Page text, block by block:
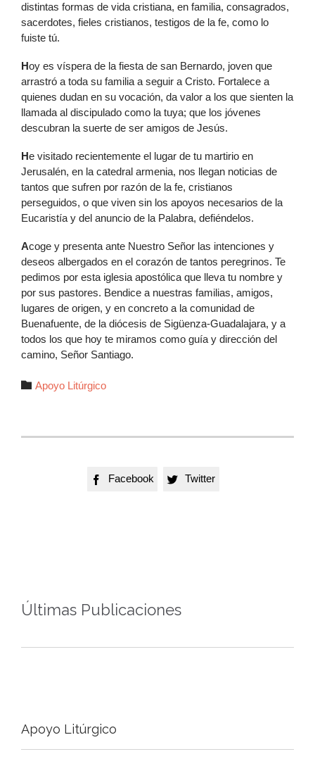
distintas formas de vida cristiana, en familia, consagrados,
sacerdotes, fieles cristianos, testigos de la fe, como lo
fuiste tú.
Hoy es víspera de la fiesta de san Bernardo, joven que
arrastró a toda su familia a seguir a Cristo. Fortalece a
quienes dudan en su vocación, da valor a los que sienten la
llamada al discipulado como la tuya; que los jóvenes
descubran la suerte de ser amigos de Jesús.
He visitado recientemente el lugar de tu martirio en
Jerusalén, en la catedral armenia, nos llegan noticias de
tantos que sufren por razón de la fe, cristianos
perseguidos, o que viven sin los apoyos necesarios de la
Eucaristía y del anuncio de la Palabra, defiéndelos.
Acoge y presenta ante Nuestro Señor las intenciones y
deseos albergados en el corazón de tantos peregrinos. Te
pedimos por esta iglesia apostólica que lleva tu nombre y
por sus pastores. Bendice a nuestras familias, amigos,
lugares de origen, y en concreto a la comunidad de
Buenafuente, de la diócesis de Sigüenza-Guadalajara, y a
todos los que hoy te miramos como guía y dirección del
camino, Señor Santiago.
 Autor
Apoyo Litúrgico
 Facebook  Twitter
Últimas Publicaciones
Apoyo Litúrgico